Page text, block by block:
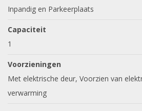
Inpandig en Parkeerplaats
Capaciteit
1
Voorzieningen
Met elektrische deur, Voorzien van
verwarming